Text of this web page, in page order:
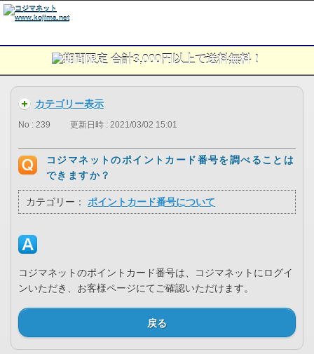
カテゴリー表示
No : 239 更新日時 : 2021/03/02 15:01
コジマネットのポイントカード番号を調べることは
できますか？
カテゴリー： ポイントカード番号について
コジマネットのポイントカード番号は、コジマネットにログイ
ンいただき、お客様ページにてご確認いただけます。
戻る